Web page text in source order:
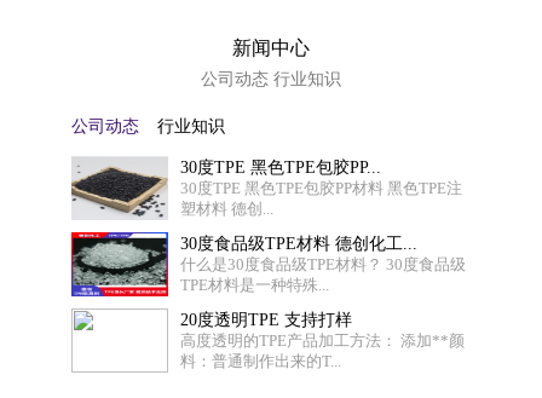
新闻中心
公司动态 行业知识
公司动态 行业知识
30度TPE 黑色TPE包胶PP...
30度TPE 黑色TPE包胶PP材料 黑色TPE注
塑材料 德创...
30度食品级TPE材料 德创化工...
什么是30度食品级TPE材料？ 30度食品级
TPE材料是一种特殊...
20度透明TPE 支持打样
高度透明的TPE产品加工方法： 添加**颜
料：普通制作出来的T...